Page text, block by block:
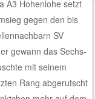
A3 Hohenlohe setzt
gegen den bis
SV
gewann das Sechs-
mit seinem
Rang abgerutscht